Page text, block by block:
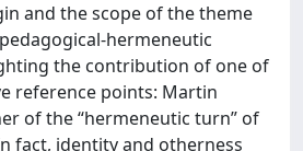
and the scope of the theme
hermeneutic
the contribution of one of
reference points: Martin
of the “hermeneutic turn” of
fact, identity and otherness